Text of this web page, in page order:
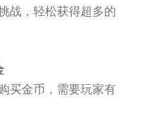
战，轻松获得超多的
买金币，需要玩家有